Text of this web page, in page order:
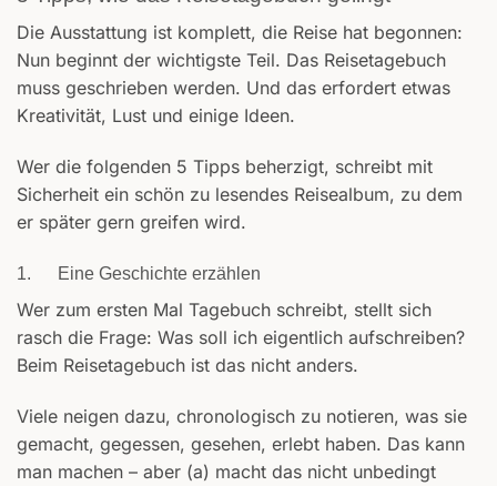
Die Ausstattung ist komplett, die Reise hat begonnen:
Nun beginnt der wichtigste Teil. Das Reisetagebuch
muss geschrieben werden. Und das erfordert etwas
Kreativität, Lust und einige Ideen.
Wer die folgenden 5 Tipps beherzigt, schreibt mit
Sicherheit ein schön zu lesendes Reisealbum, zu dem
er später gern greifen wird.
1. Eine Geschichte erzählen
Wer zum ersten Mal Tagebuch schreibt, stellt sich
rasch die Frage: Was soll ich eigentlich aufschreiben?
Beim Reisetagebuch ist das nicht anders.
Viele neigen dazu, chronologisch zu notieren, was sie
gemacht, gegessen, gesehen, erlebt haben. Das kann
man machen – aber (a) macht das nicht unbedingt